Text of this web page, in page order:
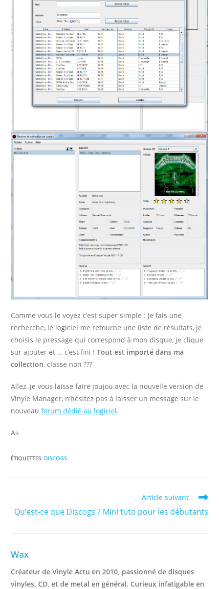
Comme vous le voyez c’est super simple : je fais une
recherche, le logiciel me retourne une liste de résultats, je
choisis le pressage qui correspond à mon disque, je clique
sur ajouter et … c’est fini !Tout est importé dans ma
collection, classe non ???
Allez, je vous laisse faire joujou avec la nouvelle version de
Vinyle Manager, n’hésitez pas à laisser un message sur le
nouveauforum dédié au logiciel.
A+
ÉTIQUETTES: DISCOGS
articles
Article suivant
Qu’est-ce que Discogs ? Mini tuto pour les débutants
Wax
Créateur de Vinyle Actu en 2010, passionné de disques
vinyles, CD, et de metal en général. Curieux infatigable en